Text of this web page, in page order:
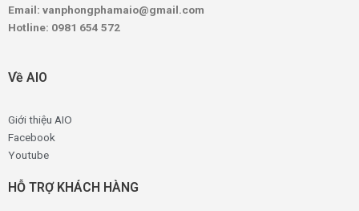
Email: vanphongphamaio@gmail.com
Hotline: 0981 654 572
Về AIO
Giới thiệu AIO
Facebook
Youtube
HỖ TRỢ KHÁCH HÀNG